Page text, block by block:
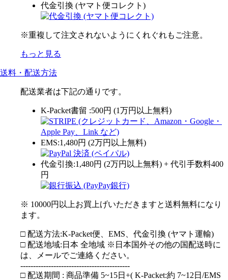
代金引換 (ヤマト便コレクト)
※重複して注文されないようにくれぐれもご注意。
もっと見る
送料・配送方法
配送業者は下記の通りです。
K-Packet書留 :500円 (1万円以上無料)
EMS:1,480円 (2万円以上無料)
代金引換:1,480円 (2万円以上無料) + 代引手数料400
円
※ 10000円以上お買上げいただきますと送料無料になり
ます。
□ 配送方法:K-Packet便、EMS、代金引換 (ヤマト運輸)
□ 配送地域:日本 全地域 ※日本国外その他の国配送時に
は、メールでご連絡ください。
-------------------------------------------
□ 配送期間 : 商品準備 5~15日+( K-Packet:約 7~12日/EMS